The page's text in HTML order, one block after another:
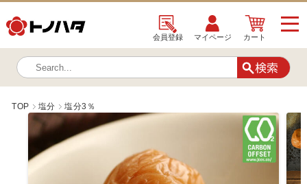
会員登録 マイページ カート
TOP 塩分 塩分3％